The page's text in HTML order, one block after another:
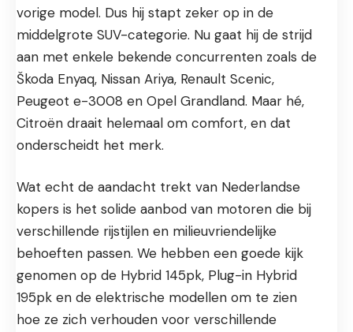
vorige model. Dus hij stapt zeker op in de
middelgrote SUV-categorie. Nu gaat hij de strijd
aan met enkele bekende concurrenten zoals de
Škoda Enyaq, Nissan Ariya, Renault Scenic,
Peugeot e-3008 en Opel Grandland. Maar hé,
Citroën draait helemaal om comfort, en dat
onderscheidt het merk.
Wat echt de aandacht trekt van Nederlandse
kopers is het solide aanbod van motoren die bij
verschillende rijstijlen en milieuvriendelijke
behoeften passen. We hebben een goede kijk
genomen op de Hybrid 145pk, Plug-in Hybrid
195pk en de elektrische modellen om te zien
hoe ze zich verhouden voor verschillende